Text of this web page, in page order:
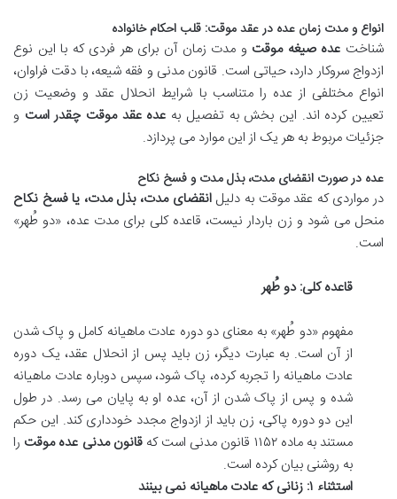
انواع و مدت زمان عده در عقد موقت: قلب احکام خانواده
شناخت عده صیغه موقت و مدت زمان آن برای هر فردی که با این نوع
ازدواج سروکار دارد، حیاتی است. قانون مدنی و فقه شیعه، با دقت فراوان،
انواع مختلفی از عده را متناسب با شرایط انحلال عقد و وضعیت زن
تعیین کرده اند. این بخش به تفصیل به عده عقد موقت چقدر است و
جزئیات مربوط به هر یک از این موارد می پردازد.
عده در صورت انقضای مدت، بذل مدت و فسخ نکاح
در مواردی که عقد موقت به دلیلانقضای مدت، بذل مدت، یا فسخ نکاح
منحل می شود و زن باردار نیست، قاعده کلی برای مدت عده، «دو طُهر»
است.
قاعده کلی: دو طُهر
مفهوم «دو طُهر» به معنای دو دوره عادت ماهیانه کامل و پاک شدن
از آن است. به عبارت دیگر، زن باید پس از انحلال عقد، یک دوره
عادت ماهیانه را تجربه کرده، پاک شود، سپس دوباره عادت ماهیانه
شده و پس از پاک شدن از آن، عده او به پایان می رسد. در طول
این دو دوره پاکی، زن باید از ازدواج مجدد خودداری کند. این حکم
مستند به ماده ۱۱۵۲ قانون مدنی است که
قانون مدنی عده موقت را
به روشنی بیان کرده است.
استثناء ۱: زنانی که عادت ماهیانه نمی بینند